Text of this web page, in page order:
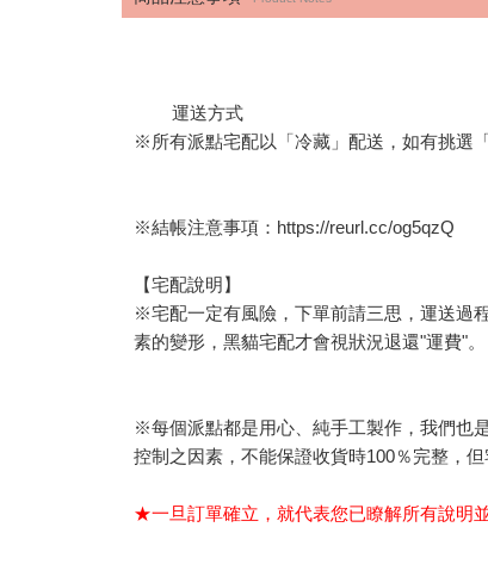
運送方式
※所有派點宅配以「冷藏」配送，如有挑選
※結帳注意事項： https://reurl.cc/og5qzQ
【宅配說明】
※宅配一定有風險，下單前請三思，運送過
素的變形，黑貓宅配才會視狀況退還"運費"。
※每個派點都是用心、純手工製作，我們也
控制之因素，不能保證收貨時100％完整，
★一旦訂單確立，就代表您已瞭解所有說明